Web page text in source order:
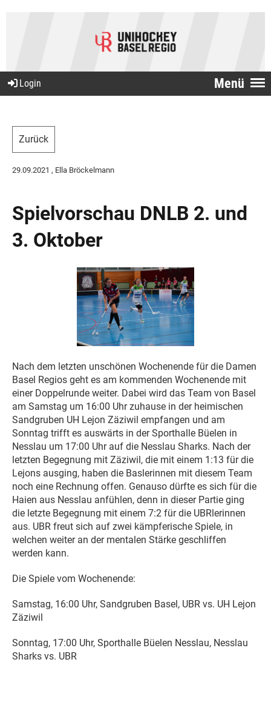
Menü
Login
Zurück
29.09.2021 , Ella Bröckelmann
Spielvorschau DNLB 2. und
3. Oktober
Nach dem letzten unschönen Wochenende für die Damen
Basel Regios geht es am kommenden Wochenende mit
einer Doppelrunde weiter. Dabei wird das Team von Basel
am Samstag um 16:00 Uhr zuhause in der heimischen
Sandgruben UH Lejon Zäziwil empfangen und am
Sonntag trifft es auswärts in der Sporthalle Büelen in
Nesslau um 17:00 Uhr auf die Nesslau Sharks. Nach der
letzten Begegnung mit Zäziwil, die mit einem 1:13 für die
Lejons ausging, haben die Baslerinnen mit diesem Team
noch eine Rechnung offen. Genauso dürfte es sich für die
Haien aus Nesslau anfühlen, denn in dieser Partie ging
die letzte Begegnung mit einem 7:2 für die UBRlerinnen
aus. UBR freut sich auf zwei kämpferische Spiele, in
welchen weiter an der mentalen Stärke geschliffen
werden kann.
Die Spiele vom Wochenende:
Samstag, 16:00 Uhr, Sandgruben Basel, UBR vs. UH Lejon
Zäziwil
Sonntag, 17:00 Uhr, Sporthalle Büelen Nesslau, Nesslau
Sharks vs. UBR